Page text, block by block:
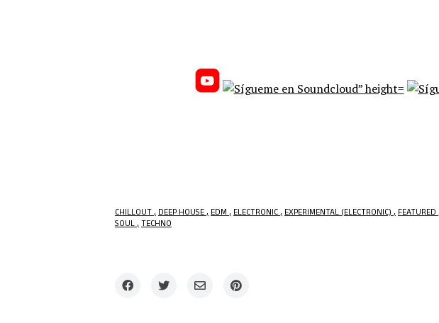
CHILLOUT DEEP HOUSE EDM ELECTRONIC EXPERIMENTAL (ELECTRONIC) FEATURED
SOUL TECHNO